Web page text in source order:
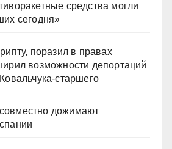
средства могли
сегодня»
поразил в правах
возможности депортаций
старшего
дожимают